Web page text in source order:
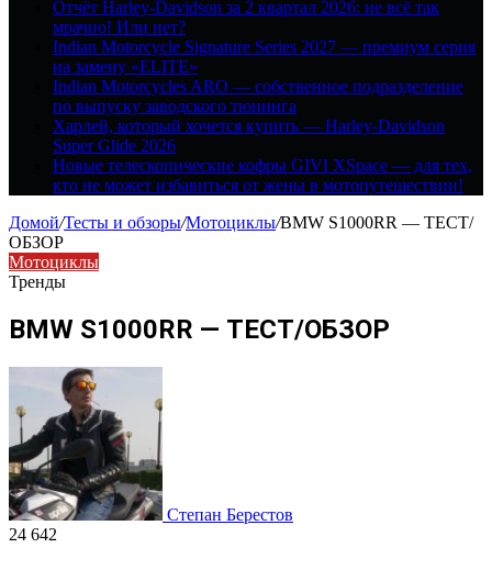
Отчёт Harley-Davidson за 2 квартал 2026: не всё так
мрачно! Или нет?
Indian Motorcycle Signature Series 2027 — премиум серия
на замену «ELITE»
Indian Motorcycles ARO — собственное подразделение
по выпуску заводского тюнинга
Харлей, который хочется купить — Harley-Davidson
Super Glide 2026
Новые телескопические кофры GIVI XSpace — для тех,
кто не может избавиться от жены в мотопутешествии!
Домой/Тесты и обзоры/Мотоциклы/BMW S1000RR — ТЕСТ/
ОБЗОР
Мотоциклы
Тренды
BMW S1000RR — ТЕСТ/ОБЗОР
Степан Берестов
24 642